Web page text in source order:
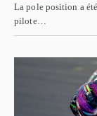
La pole position a
pilote…